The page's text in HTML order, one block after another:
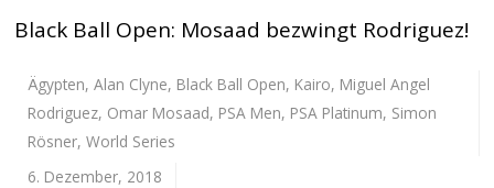
Black Ball Open: Mosaad bezwingt Rodriguez!
Ägypten,Alan Clyne, Black Ball Open, Kairo, Miguel Angel
Rodriguez, Omar Mosaad, PSA Men, PSA Platinum, Simon
Rösner,World Series
6. Dezember, 2018